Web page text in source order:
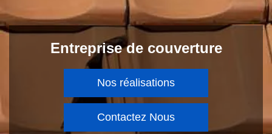
Entreprise de couverture
Nos réalisations
Contactez Nous